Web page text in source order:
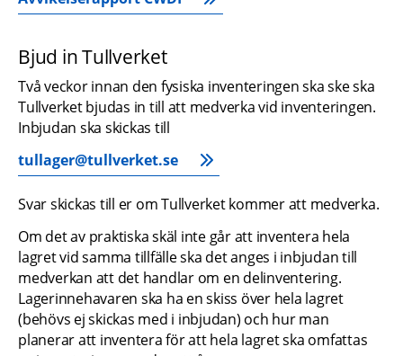
Bjud in Tullverket
Två veckor innan den fysiska inventeringen ska ske ska
Tullverket bjudas in till att medverka vid inventeringen.
Inbjudan ska skickas till
tullager@tullverket.se
Svar skickas till er om Tullverket kommer att medverka.
Om det av praktiska skäl inte går att inventera hela
lagret vid samma tillfälle ska det anges i inbjudan till
medverkan att det handlar om en delinventering.
Lagerinnehavaren ska ha en skiss över hela lagret
(behövs ej skickas med i inbjudan) och hur man
planerar att inventera för att hela lagret ska omfattas